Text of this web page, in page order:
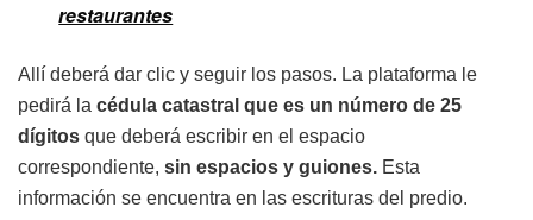
restaurantes
Allí deberá dar clic y seguir los pasos. La plataforma le
pedirá la cédula catastral que es un número de 25
dígitos que deberá escribir en el espacio
correspondiente, sin espacios y guiones. Esta
información se encuentra en las escrituras del predio.